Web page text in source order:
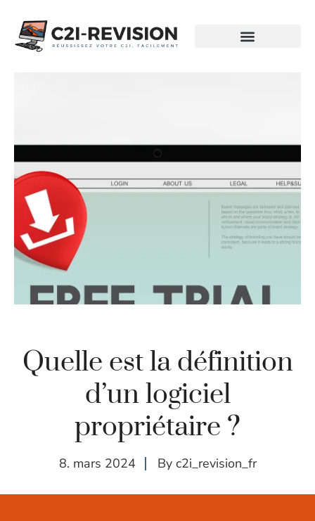
Quelle est la définition
d’un logiciel
propriétaire ?
8. mars 2024 By c2i_revision_fr